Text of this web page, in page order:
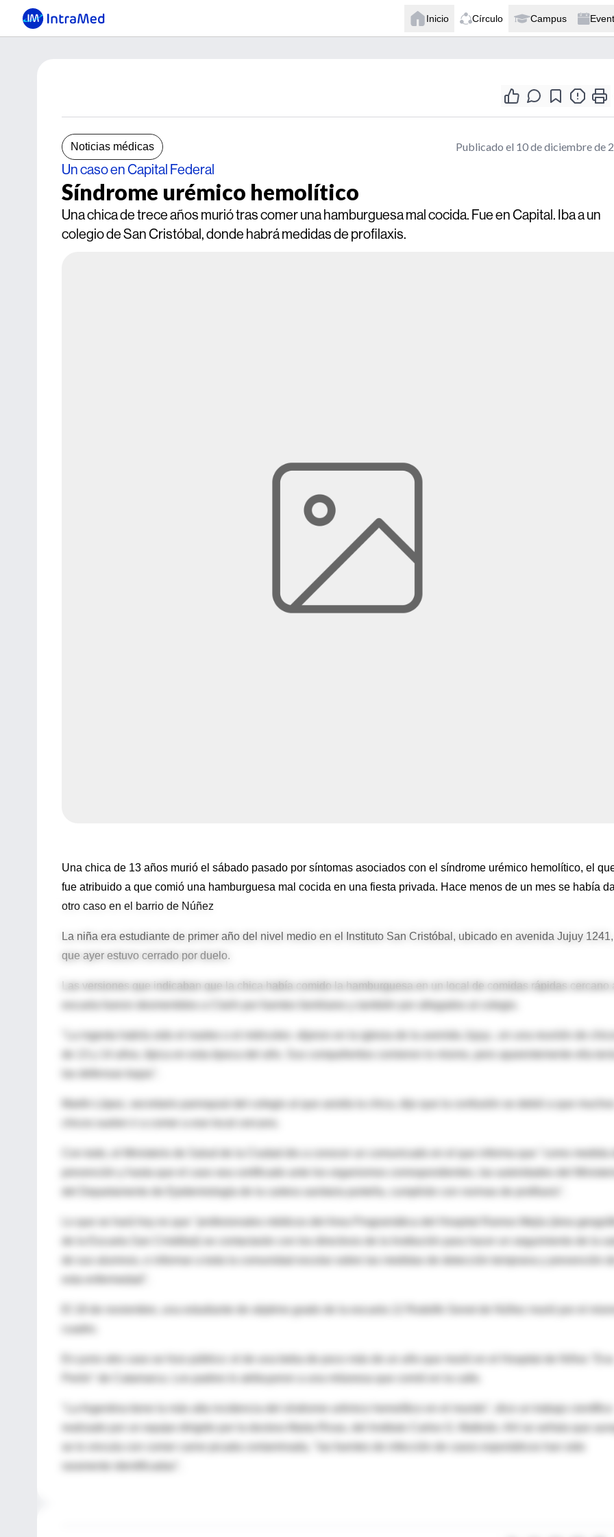
Inicio Círculo Campus
Noticias médicas Publicado el 10 de diciembre de
Un caso en Capital Federal
Síndrome urémico hemolítico
Una chica de trece años murió tras comer una hamburguesa mal cocida. Fue en Capital. Iba a un
colegio de San Cristóbal, donde habrá medidas de profilaxis.
Una chica de 13 años murió el sábado pasado por síntomas asociados con el síndrome urémico hemolítico, el
fue atribuido a que comió una hamburguesa mal cocida en una fiesta privada. Hace menos de un mes se había
otro caso en el barrio de Núñez
La niña era estudiante de primer año del nivel medio en el Instituto San Cristóbal, ubicado en avenida Jujuy 1241,
que ayer estuvo cerrado por duelo.
Las versiones que indicaban que la chica había comido la hamburguesa en un local de comidas rápidas cercano
escuela fueron desmentidos a Clarín por fuentes familiares y también por allegados al colegio.
"La ingesta habría sido el martes o el miércoles -dijeron en la iglesia de la avenida Jujuy-, en una reunión de
de 13 y 14 años, típica en esta época del año. Sus compañeritos comieron lo mismo, pero aparentemente ella tenía
Martín López, secretario parroquial del colegio al que asistía la chica, dijo que la confusión se debió a que muchos
prevención y hasta que el caso sea certificado ante los organismos correspondientes, las autoridades del
del Departamento de Epidemiología de la cartera sanitaria porteña, cumplirán con normas de profilaxis".
Lo que se hará hoy es que "profesionales médicos del Area Programática del Hospital Ramos Mejía (área
de la Escuela San Cristóbal) se contactarán con los directivos de la Institución para hacer un seguimiento de la
"La Argentina tiene la más alta incidencia del síndrome urémico hemolítico en el mundo", dice un trabajo científico
realizado por un equipo dirigido por la doctora Marta Rivas, del Instituto Carlos G. Malbrán. Ahí se señala que